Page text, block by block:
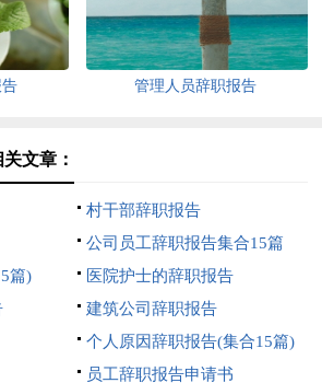
管理人员辞职报告
文章：
村干部辞职报告
公司员工辞职报告集合15篇
篇)
医院护士的辞职报告
建筑公司辞职报告
个人原因辞职报告(集合15篇)
员工辞职报告申请书